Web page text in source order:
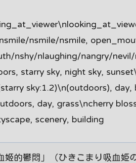
nsmile/nsmile,
nshy/nlaughing/nangry/
starry sky, night sky,
sky:1.2)\n(outdoors),
day, grass\ncherry
scenery, building
姬的鬱悶」（ひきこまり吸血